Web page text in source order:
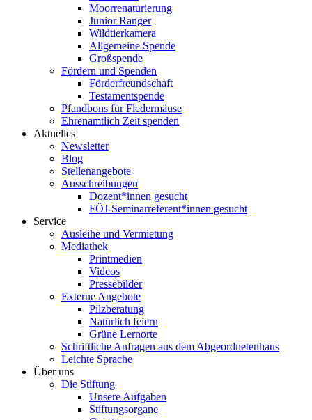
Moorrenaturierung
Junior Ranger
Wildtierkamera
Allgemeine Spende
Großspende
Fördern und Spenden
Förderfreundschaft
Testamentspende
Pfandbons für Fledermäuse
Ehrenamtlich Zeit spenden
Aktuelles
Newsletter
Blog
Stellenangebote
Ausschreibungen
Dozent*innen gesucht
FÖJ-Seminarreferent*innen gesucht
Service
Ausleihe und Vermietung
Mediathek
Printmedien
Videos
Pressebilder
Externe Angebote
Pilzberatung
Natürlich feiern
Grüne Lernorte
Schriftliche Anfragen aus dem Abgeordnetenhaus
Leichte Sprache
Über uns
Die Stiftung
Unsere Aufgaben
Stiftungsorgane